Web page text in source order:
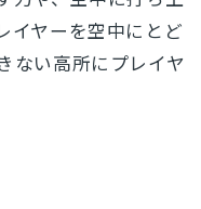
イヤーを空中にとど
ない高所にプレイヤ